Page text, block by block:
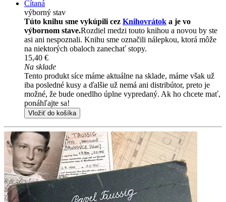
Čítaná
výborný stav
Túto knihu sme vykúpili cez Knihovrátok a je vo
výbornom stave.Rozdiel medzi touto knihou a novou by ste
asi ani nespoznali. Knihu sme označili nálepkou, ktorá môže
na niektorých obaloch zanechať stopy.
15,40 €
Na sklade
Tento produkt síce máme aktuálne na sklade, máme však už
iba posledné kusy a ďalšie už nemá ani distribútor, preto je
možné, že bude onedlho úplne vypredaný. Ak ho chcete mať,
ponáhľajte sa!
Vložiť do košíka